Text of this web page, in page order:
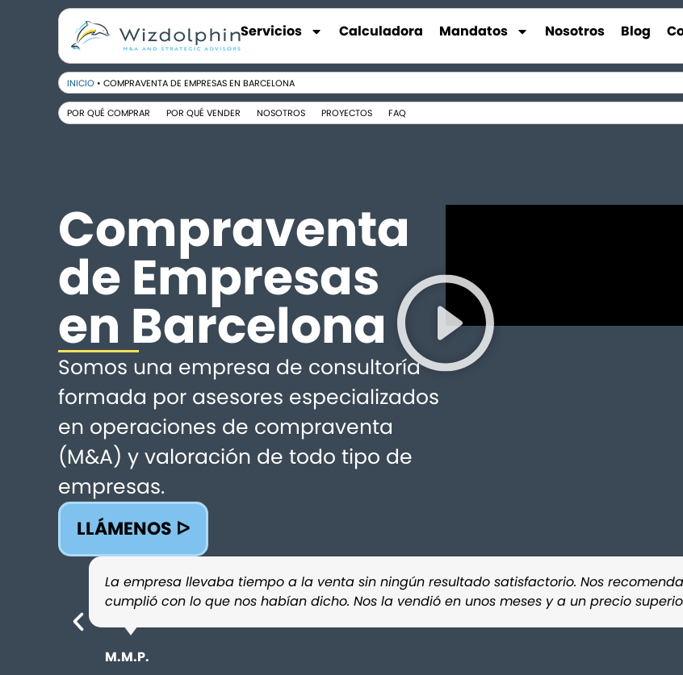
Servicios Calculadora Mandatos Nosotros Blog
INICIO • COMPRAVENTA DE EMPRESAS EN BARCELONA
POR QUÉ COMPRAR POR QUÉ VENDER NOSOTROS PROYECTOS FAQ
Compraventa
de Empresas
en Barcelona
Somos una empresa de consultoría
formada por asesores especializados
en operaciones de compraventa
(M&A) y valoración de todo tipo de
empresas.
LLÁMENOS ᐅ
La empresa llevaba tiempo a la venta sin ningún resultado satisfactorio. Nos
cumplió con lo que nos habían dicho. Nos la vendió en unos meses y a un precio
M.M.P.